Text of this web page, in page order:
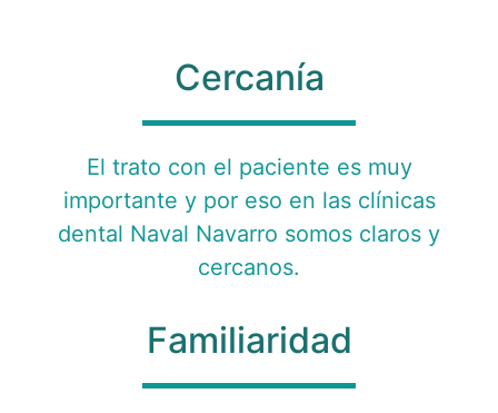
Cercanía
El trato con el paciente es muy
importante y por eso en las clínicas
dental Naval Navarro somos claros y
cercanos.
Familiaridad